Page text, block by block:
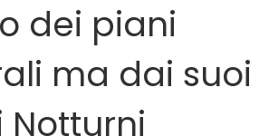
dei piani
ma dai suoi
Notturni